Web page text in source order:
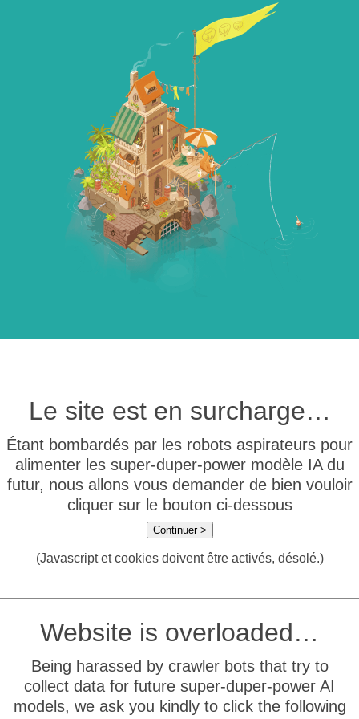
Le site est en surcharge…
Étant bombardés par les robots aspirateurs pour
alimenter les super-duper-power modèle IA du
futur, nous allons vous demander de bien vouloir
cliquer sur le bouton ci-dessous
Continuer >
(Javascript et cookies doivent être activés, désolé.)
Website is overloaded…
Being harassed by crawler bots that try to
collect data for future super-duper-power AI
models, we ask you kindly to click the following